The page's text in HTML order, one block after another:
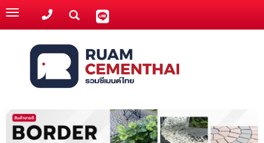
Toggle
navigation